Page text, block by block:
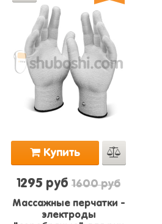
Купить
1295 руб 1600 руб
Массажные перчатки -
электроды